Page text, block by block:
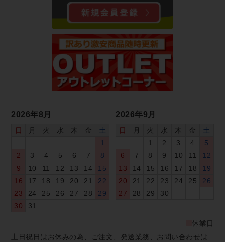
2026年8月
日 月 火 水 木 金
土
1
2
3 4 5 6 7
8
9
10 11 12 13 14
15
16
17 18 19 20 21
22
23
24 25 26 27 28
29
30
31
2026年9月
日 月 火 水 木 金
土
1
2 3 4
5
6
7 8 9 10 11
12
13
14 15 16 17 18
19
20
21 22 23 24 25
26
27
28 29 30
休業日
土日祝日はお休みの為、ご注文、発送業務、お問い合わせは